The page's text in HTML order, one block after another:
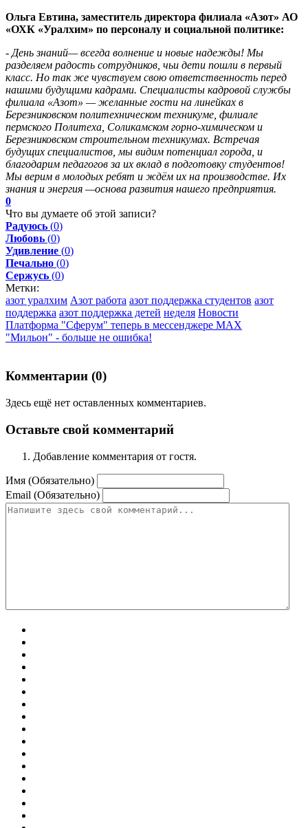
Ольга Евтина, заместитель директора филиала «Азот» АО
«ОХК «Уралхим» по персоналу и социальной политике:
- День знаний— всегда волнение и новые надежды! Мы
разделяем радость сотрудников, чьи дети пошли в первый
класс. Но так же чувствуем свою ответственность перед
нашими будущими кадрами. Специалисты кадровой службы
филиала «Азот» — желанные гости на линейках в
Березниковском политехническом техникуме, филиале
пермского Политеха, Соликамском горно-химическом и
Березниковском строительном техникумах. Встречая
будущих специалистов, мы видим потенциал города, и
благодарим педагогов за их вклад в подготовку студентов!
Мы верим в молодых ребят и ждём их на производстве. Их
знания и энергия —основа развития нашего предприятия.
0
Что вы думаете об этой записи?
Радуюсь (0)
Любовь (0)
Удивление (0)
Печально (0)
Сержусь (0)
Метки:
азот уралхим Азот работа азот поддержка студентов азот
поддержка азот поддержка детей неделя Новости
Платформа "Сферум" теперь в мессенджере МАХ
"Мильон" - больше не ошибка!
Комментарии (0)
Здесь ещё нет оставленных комментариев.
Оставьте свой комментарий
Добавление комментария от гостя.
Имя (Обязательно)
Email (Обязательно)